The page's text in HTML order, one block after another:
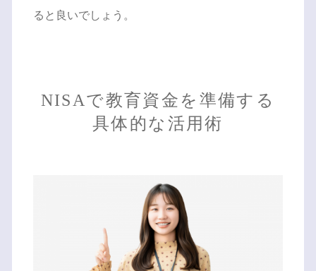
ると良いでしょう。
NISAで教育資金を準備する
具体的な活用術